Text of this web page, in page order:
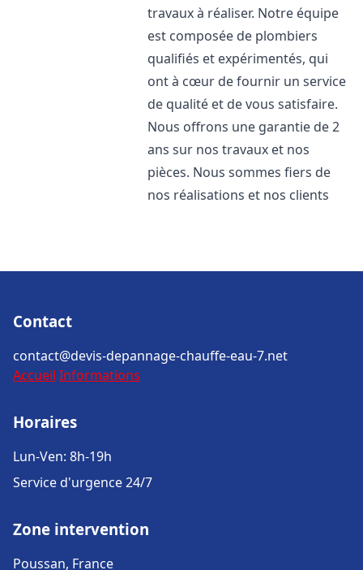
travaux à réaliser. Notre équipe
est composée de plombiers
qualifiés et expérimentés, qui
ont à cœur de fournir un service
de qualité et de vous satisfaire.
Nous offrons une garantie de 2
ans sur nos travaux et nos
pièces. Nous sommes fiers de
nos réalisations et nos clients
Contact
contact@devis-depannage-chauffe-eau-7.net
Accueil Informations
Horaires
Lun-Ven: 8h-19h
Service d'urgence 24/7
Zone intervention
Poussan, France